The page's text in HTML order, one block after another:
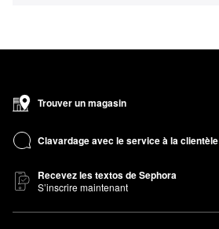
Trouver un magasin
Clavardage avec le service à la clientèle
Recevez les textos de Sephora
S’inscrire maintenant